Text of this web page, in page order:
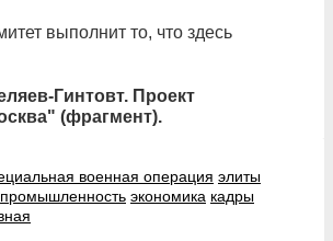
выполнит то, что здесь
Гинтовт. Проект
(фрагмент).
военная операция элиты
промышленность экономика кадры